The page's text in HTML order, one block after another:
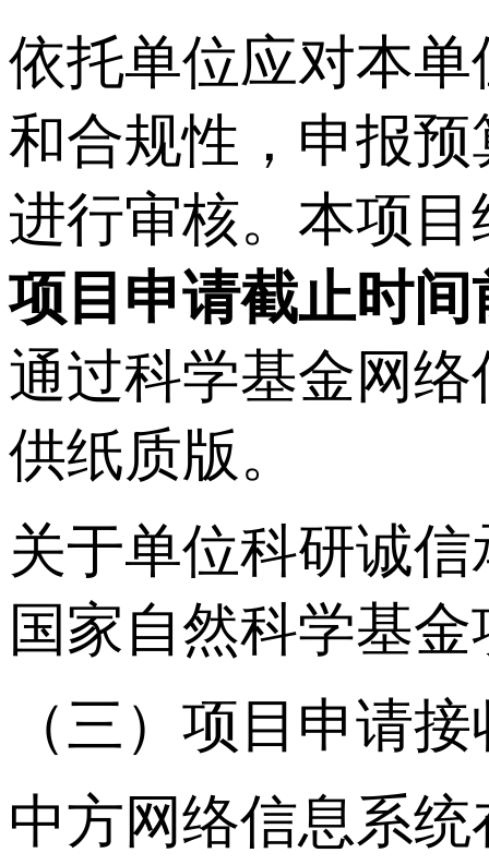
依托单位应对本
和合规性，申报
进行审核。本项
项目申请截止时
通过科学基金网
供纸质版。
关于单位科研诚
国家自然科学基
（三）项目申请
中方网络信息系统